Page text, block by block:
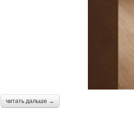
читать дальше →